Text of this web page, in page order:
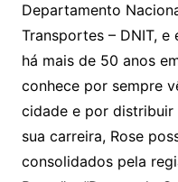
Departamento
Transportes – DNIT,
há mais de 50 anos
conhece por sempre
cidade e por distribuir
sua carreira, Rose
consolidados pela